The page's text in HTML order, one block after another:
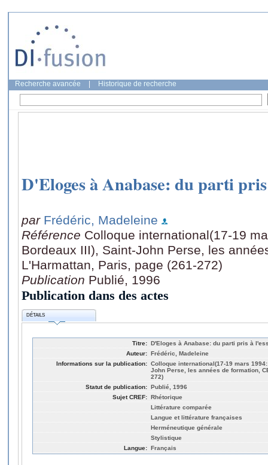
Recherche avancée Historique de recherche
D'Eloges à Anabase: du parti pris
par Frédéric, Madeleine
Référence Colloque international(17-19
Bordeaux III), Saint-John Perse, les
L'Harmattan, Paris, page (261-272)
Publication Publié, 1996
Publication dans des actes
DÉTAILS
Titre: D'Eloges à Anabase: du parti pris à
Auteur: Frédéric, Madeleine
Informations sur la publication: Colloque international(17-19 mars
John Perse, les années de formation,
272)
Statut de publication: Publié, 1996
Sujet CREF: Rhétorique
Littérature comparée
Langue et littérature françaises
Herméneutique générale
Stylistique
Langue: Français